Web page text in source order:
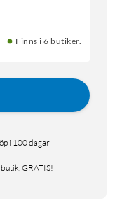
Finns i 6 butiker.
i 100 dagar
GRATIS!